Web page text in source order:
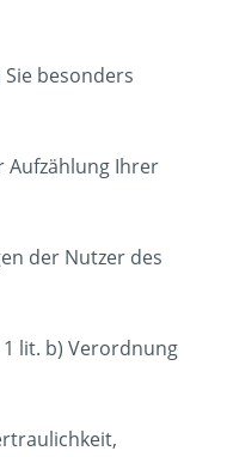
besonders
Aufzählung Ihrer
der Nutzer des
1 lit. b) Verordnung